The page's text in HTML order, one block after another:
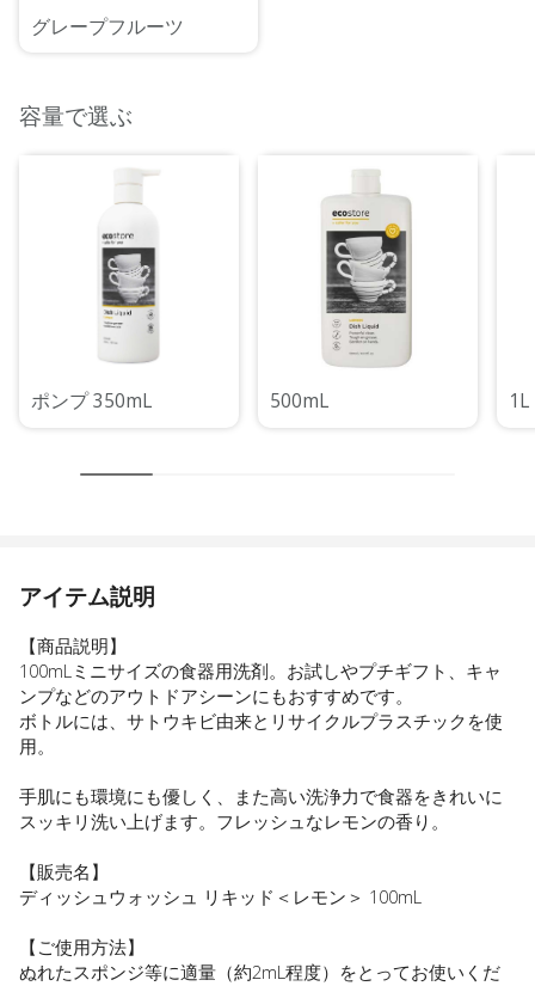
グレープフルーツ
容量で選ぶ
ポンプ 350mL 500mL 1L
アイテム説明
【商品説明】
100mLミニサイズの食器用洗剤。お試しやプチギフト、キャ
ンプなどのアウトドアシーンにもおすすめです。
ボトルには、サトウキビ由来とリサイクルプラスチックを使
用。
手肌にも環境にも優しく、また高い洗浄力で食器をきれいに
スッキリ洗い上げます。フレッシュなレモンの香り。
【販売名】
ディッシュウォッシュ リキッド＜レモン＞ 100mL
【ご使用方法】
ぬれたスポンジ等に適量（約2mL程度）をとってお使いくだ